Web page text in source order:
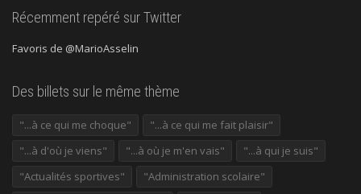
Récemment repéré sur Twitter
Favoris de @MarioAsselin
Des billets sur le même thème
"...à ce qui me choque"
"...à ce qui me fait plaisir"
"...à d'où je viens"
"...à où je m'en vais"
"...à qui je suis"
"Actualités sportives"
"Administration scolaire"